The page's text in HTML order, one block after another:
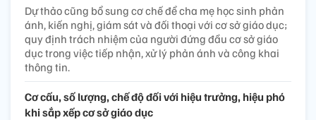
Dự thảo cũng bổ sung cơ chế để cha mẹ học sinh phản
ánh, kiến nghị, giám sát và đối thoại với cơ sở giáo dục;
quy định trách nhiệm của người đứng đầu cơ sở giáo
dục trong việc tiếp nhận, xử lý phản ánh và công khai
thông tin.
Cơ cấu, số lượng, chế độ đối với hiệu trưởng, hiệu phó
khi sắp xếp cơ sở giáo dục